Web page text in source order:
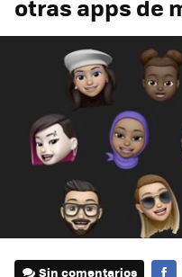
otras apps de
Sin comentarios